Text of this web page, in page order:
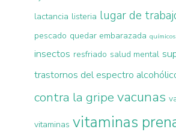
lactancia listeria lugar de
pescado quedar embarazada químicos
insectos resfriado salud mental
trastornos del espectro
contra la gripe vacunas
vitaminas vitaminas